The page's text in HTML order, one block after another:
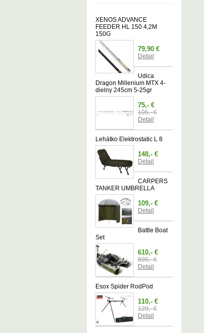
XENOS ADVANCE
FEEDER HL 150 4,2M
150G
79,90 €
Detail
Udica
Dragon Millenium MTX 4-
dielny 245cm 5-25gr
75,- €
105,- €
Detail
Lehátko Elektrostatic L 8
148,- €
Detail
CARPERS
TANKER UMBRELLA
109,- €
Detail
Battle Boat
Set
610,- €
699,- €
Detail
Esox Spider RodPod
110,- €
129,- €
Detail